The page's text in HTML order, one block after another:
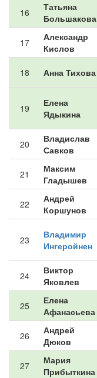
16
Татьяна
Большакова
17
Александр
Кислов
18 Анна Тихова
19
Елена
Ядыкина
20
Владислав
Савков
21
Максим
Гладышев
22
Андрей
Коршунов
23
Владимир
Ингеройнен
24
Виктор
Яковлев
25
Елена
Афанасьева
26
Андрей
Дюков
27
Мария
Прибыткина